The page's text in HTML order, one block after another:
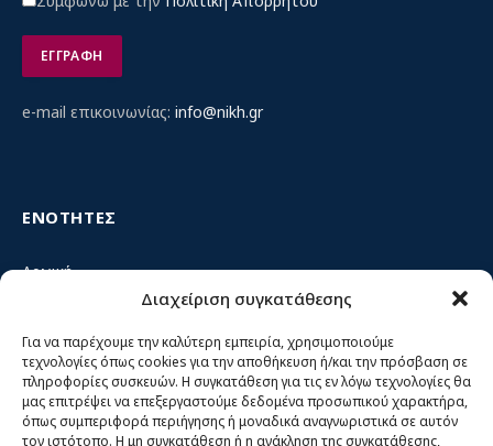
Διαχείριση συγκατάθεσης
Για να παρέχουμε την καλύτερη εμπειρία, χρησιμοποιούμε
τεχνολογίες όπως cookies για την αποθήκευση ή/και την πρόσβαση σε
πληροφορίες συσκευών. Η συγκατάθεση για τις εν λόγω τεχνολογίες θα
μας επιτρέψει να επεξεργαστούμε δεδομένα προσωπικού χαρακτήρα,
όπως συμπεριφορά περιήγησης ή μοναδικά αναγνωριστικά σε αυτόν
τον ιστότοπο. Η μη συγκατάθεση ή η ανάκληση της συγκατάθεσης,
e-mail επικοινωνίας: info@nikh.gr
ΕΝΟΤΗΤΕΣ
Αρχική
Κίνημα ΝΙΚΗ – Ποιοι είμαστε, αρχές & δράση
Θέσεις
Πρόσωπα
Όργανα και ομάδες